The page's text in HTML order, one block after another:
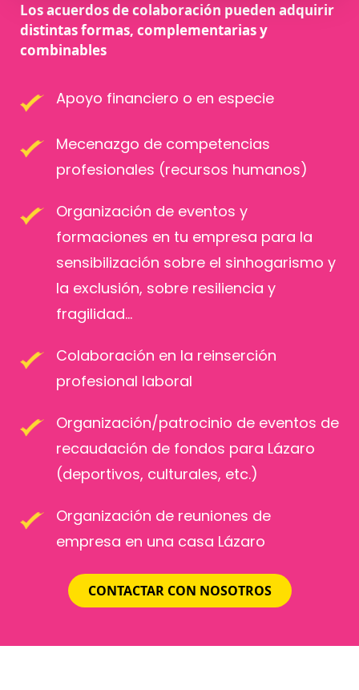
Los acuerdos de colaboración pueden adquirir
distintas formas, complementarias y
combinables
Apoyo financiero o en especie
Mecenazgo de competencias
profesionales (recursos humanos)
Organización de eventos y
formaciones en tu empresa para la
sensibilización sobre el sinhogarismo y
la exclusión, sobre resiliencia y
fragilidad…
Colaboración en la reinserción
profesional laboral
Organización/patrocinio de eventos de
recaudación de fondos para Lázaro
(deportivos, culturales, etc.)
Organización de reuniones de
empresa en una casa Lázaro
CONTACTAR CON NOSOTROS